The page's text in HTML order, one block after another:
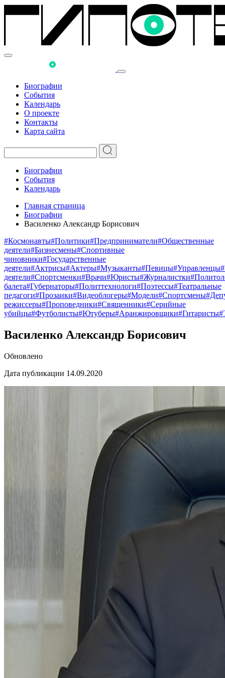
Биографии
События
Календарь
О проекте
Контакты
Карта сайта
Биографии
События
Календарь
Главная страница
Биографии
Василенко Александр Борисович
#Космонавты#Политики#Предприниматели#Общественные
деятели#Бизнесмены#Спортивные
чиновники#Государственные
деятели#Актрисы#Актеры#Музыканты#Певицы#Управленцы
деятели#Спортсменки#Врачи#Юристы#Журналистки
балета#Губернаторы#Политтехнологи#Поэтессы#Театральные
педагоги#Прозаики#Видеоблогеры#Модели#Спортсмены
режиссеры#Проповедники#Священники#Серийные
убийцы#Футболисты#Ютуберы#Аранжировщики#Гитаристы
Василенко Александр Борисович
Обновлено
Дата публикации 14.09.2020